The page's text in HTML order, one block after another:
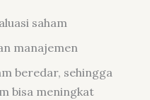
saham
manajemen
beredar, sehingga
bisa meningkat